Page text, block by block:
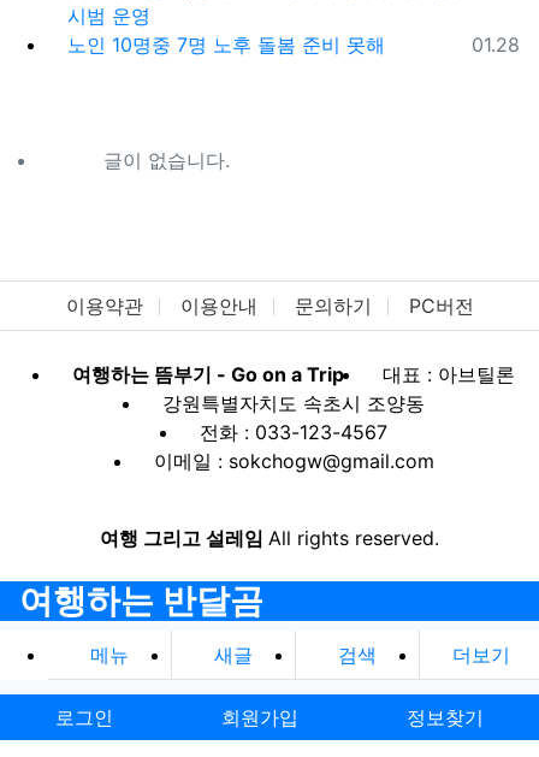
시범 운영
등록일
01.28
노인 10명중 7명 노후 돌봄 준비 못해
글이 없습니다.
이용약관 이용안내 문의하기 PC버전
여행하는 뜸부기 - Go on a Trip
대표 : 아브틸론
강원특별자치도 속초시 조양동
전화 : 033-123-4567
이메일 : sokchogw@gmail.com
여행 그리고 설레임 All rights reserved.
여행하는 반달곰
메뉴 새글 검색 더보기
로그인 회원가입 정보찾기